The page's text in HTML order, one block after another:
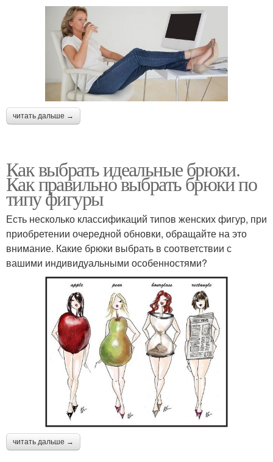
читать дальше →
Как выбрать идеальные брюки.
Как правильно выбрать брюки по
типу фигуры
Есть несколько классификаций типов женских фигур, при
приобретении очередной обновки, обращайте на это
внимание. Какие брюки выбрать в соответствии с
вашими индивидуальными особенностями?
читать дальше →